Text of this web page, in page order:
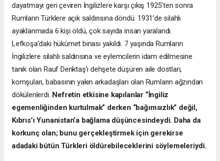
dayatmayı geri çeviren İngilizlere karşı çıkış 1925’ten sonra
Rumların Türklere açık saldırısına döndü. 1931’de silahlı
ayaklanmada 6 kişi öldü, çok sayıda insan yaralandı.
Lefkoşa’daki hükûmet binası yakıldı. 7 yaşında Rumların
İngilizlere silahlı saldırısına ve eylemcilerin idam edilmesine
tanık olan Rauf Denktaş’ı dehşete düşüren aile dostları,
komşuları, babasının yakın arkadaşları olan Rumların ağzından
dökülenlerdi. Nefretin etkisine kapılanlar “İngiliz
egemenliğinden kurtulmak” derken “bağımsızlık” değil,
Kıbrıs’ı Yunanistan’a bağlama düşüncesindeydi. Daha da
korkunç olan; bunu gerçekleştirmek için gerekirse
adadaki bütün Türkleri öldürebileceklerini söylemeleriydi.